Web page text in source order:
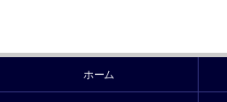
ホーム